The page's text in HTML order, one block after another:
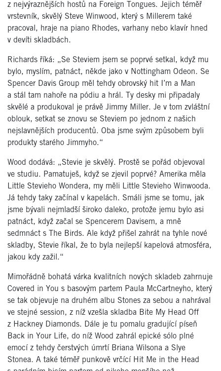
z nejvýraznějších hostů na Foreign Tongues. Jejich téměř
vrstevník, skvělý Steve Winwood, který s Millerem také
pracoval, hraje na piano Rhodes, varhany nebo klavír hned
v devíti skladbách.
Richards říká: „Se Steviem jsem se poprvé setkal, když mu
bylo, myslím, patnáct, někde jako v Nottingham Odeon. Se
Spencer Davis Group měl tehdy obrovský hit I’m a Man
a stál tam nahoře na pódiu a hrál. Ty desky mi připadaly
skvělé a produkoval je právě Jimmy Miller. Je v tom zvláštní
oblouk, setkat se znovu se Steviem po jednom z našich
nejslavnějších producentů. Oba jsme svým způsobem byli
produkty starého Jimmyho.“
Wood dodává: „Stevie je skvělý. Prostě se pořád objevoval
ve studiu. Pamatuješ, když se zjevil poprvé? Amerika měla
Little Stevieho Wondera, my měli Little Stevieho Winwooda.
Já tehdy taky začínal v kapelách. Smáli jsme se tomu, jak
jsme bývali nejmladší široko daleko, protože jemu bylo asi
patnáct, když začal se Spencerem Davisem, a mně
sedmnáct s The Birds. Ale když přišel zahrát na tyhle nové
skladby, Stevie říkal, že to byla nejlepší kapelová atmosféra,
jakou kdy zažil.“
Mimořádně bohatá várka kvalitních nových skladeb zahrnuje
Covered in You s basovým partem Paula McCartneyho, který
se tak objevuje na druhém albu Stones za sebou a nahrával
ve stejné session, z níž vzešla skladba Bite My Head Off
z Hackney Diamonds. Dále je tu pomalu gradující píseň
Back in Your Life, do níž Wood zahrál epické sólo plné
emocí z tehdy čerstvých úmrtí Briana Wilsona a Slye
Stonea. A také téměř punkově vrčící Hit Me in the Head